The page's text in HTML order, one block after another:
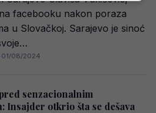
facebooku nakon poraza
u Slovačkoj. Sarajevo je sinoć
·01/08/2024
senzacionalnim
Insajder otkrio šta se dešava